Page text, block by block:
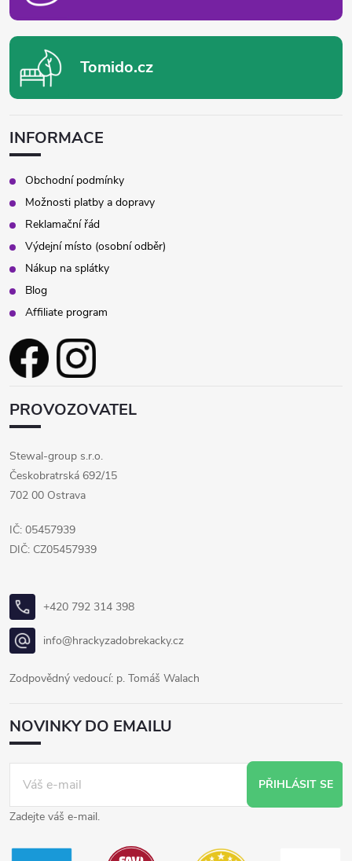
Tomido.cz
INFORMACE
Obchodní podmínky
Možnosti platby a dopravy
Reklamační řád
Výdejní místo (osobní odběr)
Nákup na splátky
Blog
Affiliate program
PROVOZOVATEL
Stewal-group s.r.o.
Českobratrská 692/15
702 00 Ostrava
IČ: 05457939
DIČ: CZ05457939
+420 792 314 398
info@hrackyzadobrekacky.cz
Zodpovědný vedoucí: p. Tomáš Walach
NOVINKY DO EMAILU
PŘIHLÁSIT SE
Zadejte váš e-mail.